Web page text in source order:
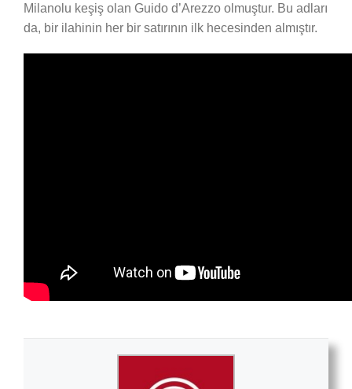
Milanolu keşiş olan Guido d’Arezzo olmuştur. Bu adları
da, bir ilahinin her bir satırının ilk hecesinden almıştır.